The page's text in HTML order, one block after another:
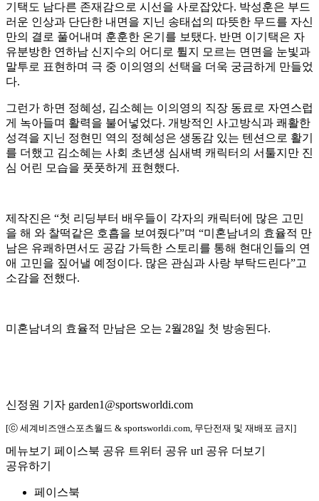
기택도 남다른 존재감으로 시선을 사로잡았다. 박성훈은 부드
러운 인상과 단단한 내면을 지닌 송태섭의 따뜻한 무드를 자신
만의 결로 풀어내며 훈훈한 온기를 보탰다. 반면 이기택은 자
유분방한 연하남 신지수의 어디로 튈지 모르는 면면을 눈빛과
말투로 표현하며 극 중 이의영의 선택을 더욱 궁금하게 만들었
다.
그런가 하면 정혜성, 김소혜는 이의영의 직장 동료로 자연스럽
게 녹아들며 활력을 불어넣었다. 개방적인 사고방식과 쾌활한
성격을 지닌 정현민 역의 정혜성은 생동감 있는 텐션으로 활기
를 더했고 김소혜는 사회 초년생 심새벽 캐릭터의 서툴지만 진
심 어린 모습을 풋풋하게 표현했다.
제작진은 “첫 리딩부터 배우들이 각자의 캐릭터에 많은 고민
을 해 와 찰떡같은 호흡을 보여줬다”며 “미혼남녀의 효율적 만
남은 유쾌하면서도 공감 가득한 스토리를 통해 현대인들의 연
애 고민을 짚어낼 예정이다. 많은 관심과 사랑 부탁드린다”고
소감을 전했다.
미혼남녀의 효율적 만남은 오는 2월28일 첫 방송된다.
신정원 기자 garden1@sportsworldi.com
[ⓒ 세계비즈앤스포츠월드 & sportsworldi.com, 무단전재 및 재배포 금지]
메뉴보기 페이스북 공유 트위터 공유 url 공유 더보기
공유하기
페이스북